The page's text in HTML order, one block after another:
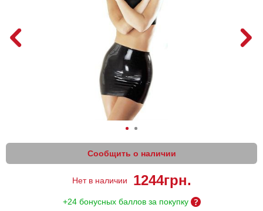
Сообщить о наличии
Нет в наличии 1244грн.
+24 бонусных баллов за покупку